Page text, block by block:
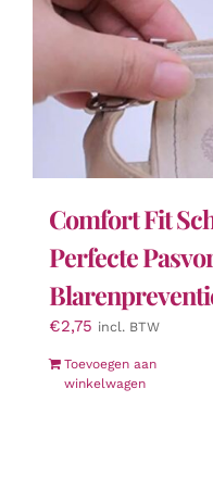
Comfort Fit
Perfecte
€2,75 incl. BTW
Toevoegen aan
winkelwagen